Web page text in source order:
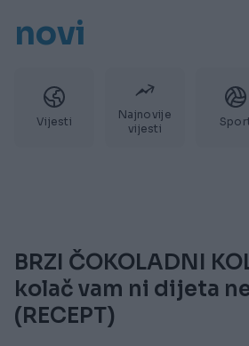
novi
Vijesti
Najnovije
vijesti
BRZI ČOKOLADNI
kolač vam ni dijeta
(RECEPT)